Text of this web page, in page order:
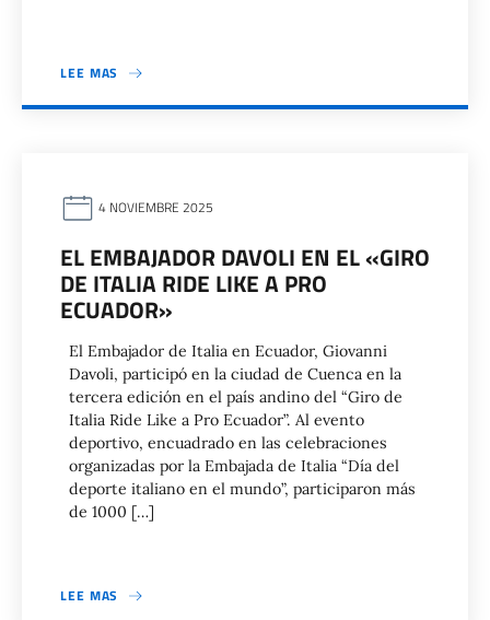
LEE MAS
4 NOVIEMBRE 2025
EL EMBAJADOR DAVOLI EN EL «GIRO
DE ITALIA RIDE LIKE A PRO
ECUADOR»
El Embajador de Italia en Ecuador, Giovanni
Davoli, participó en la ciudad de Cuenca en la
tercera edición en el país andino del “Giro de
Italia Ride Like a Pro Ecuador”. Al evento
deportivo, encuadrado en las celebraciones
organizadas por la Embajada de Italia “Día del
deporte italiano en el mundo”, participaron más
de 1000 […]
LEE MAS